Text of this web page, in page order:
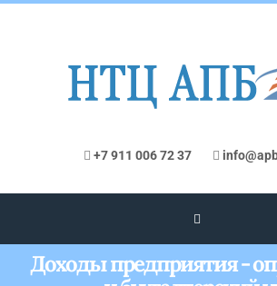
+7 911 006 72 37
Доходы предприятия -